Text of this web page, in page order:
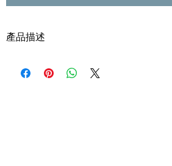
產品描述
碟 : 95%-新淨,正常使用過痕跡